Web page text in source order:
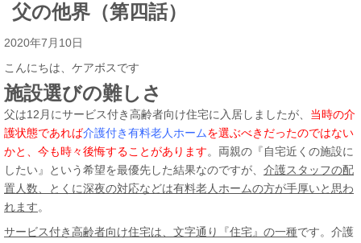
父の他界（第四話）
2020年7月10日
こんにちは、ケアボスです
施設選びの難しさ
父は12月にサービス付き高齢者向け住宅に入居しましたが、 当時の介
護状態であれば介護付き有料老人ホームを選ぶべきだったのではない
かと、今も時々後悔することがあります。両親の『自宅近くの施設に
したい』という希望を最優先した結果なのですが、 介護スタッフの配
置人数、とくに深夜の対応などは有料老人ホームの方が手厚いと思わ
れます。
サービス付き高齢者向け住宅は、文字通り『住宅』の一種です。介護